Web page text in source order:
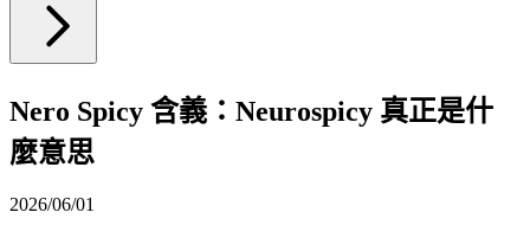
Nero Spicy 含義：Neurospicy 真正是什
麼意思
2026/06/01